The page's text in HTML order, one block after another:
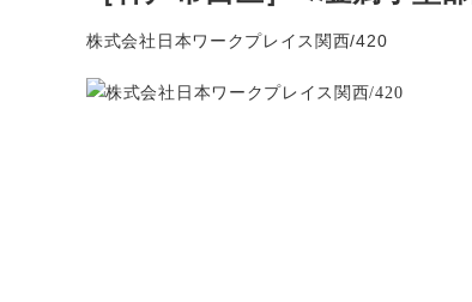
株式会社日本ワークプレイス関西/420